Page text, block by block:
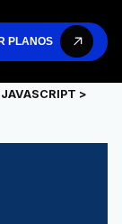
PLANOS
>